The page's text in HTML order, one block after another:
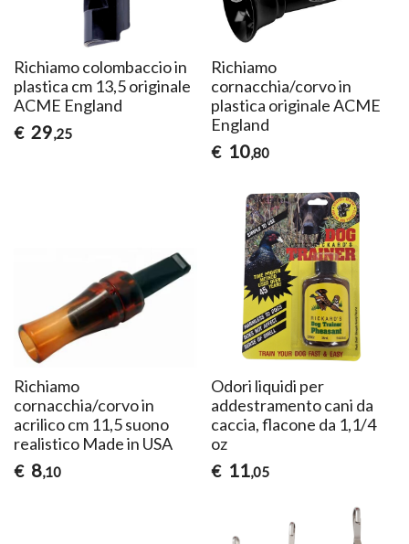
Richiamo colombaccio in
plastica cm 13,5 originale
ACME England
€ 29,25
Richiamo
cornacchia/corvo in
plastica originale ACME
England
€ 10,80
Richiamo
cornacchia/corvo in
acrilico cm 11,5 suono
realistico Made in USA
€ 8,10
Odori liquidi per
addestramento cani da
caccia, flacone da 1,1/4
oz
€ 11,05